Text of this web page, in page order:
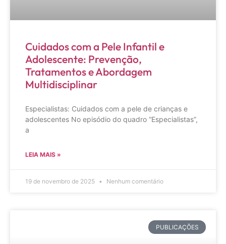
Cuidados com a Pele Infantil e
Adolescente: Prevenção,
Tratamentos e Abordagem
Multidisciplinar
Especialistas: Cuidados com a pele de crianças e
adolescentes No episódio do quadro “Especialistas”,
a
LEIA MAIS »
19 de novembro de 2025 Nenhum comentário
PUBLICAÇÕES